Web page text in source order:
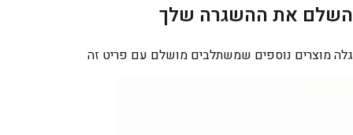
השלם את ההשגרה שלך
גלה מוצרים נוספים שמשתלבים מושלם עם פריט זה